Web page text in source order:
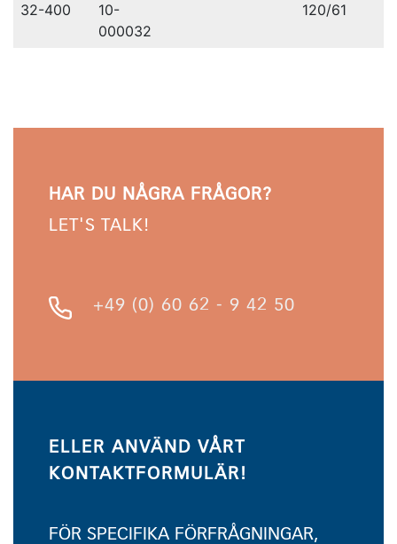
32-400
10-
000032
120/61
HAR DU NÅGRA FRÅGOR?
LET'S TALK!
+49 (0) 60 62 - 9 42 50
ELLER ANVÄND VÅRT
KONTAKTFORMULÄR!
FÖR SPECIFIKA FÖRFRÅGNINGAR,